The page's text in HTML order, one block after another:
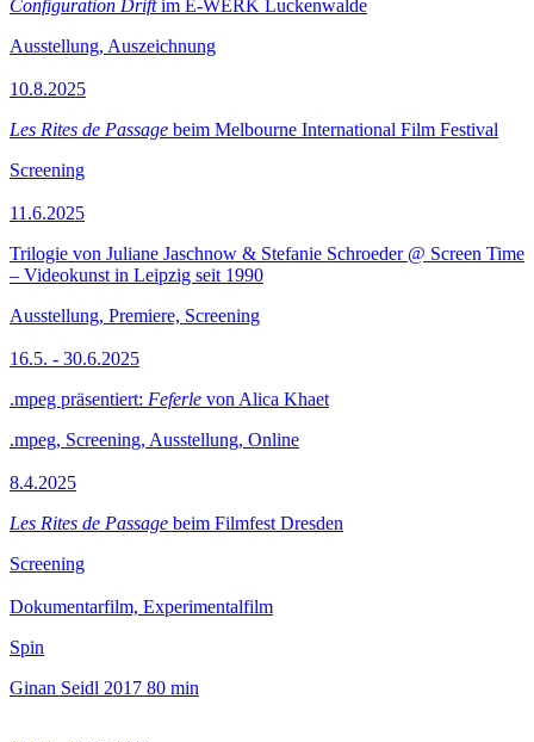
Configuration Driftim E-WERK Luckenwalde
Ausstellung, Auszeichnung
10.8.2025
Les Rites de Passage beim Melbourne International Film Festival
Screening
11.6.2025
Trilogie von Juliane Jaschnow & Stefanie Schroeder @ Screen Time
– Videokunst in Leipzig seit 1990
Ausstellung, Premiere, Screening
16.5. - 30.6.2025
.mpeg präsentiert: Feferle von Alica Khaet
.mpeg, Screening, Ausstellung, Online
8.4.2025
Les Rites de Passage beim Filmfest Dresden
Screening
Dokumentarfilm, Experimentalfilm
Spin
Ginan Seidl 2017 80 min